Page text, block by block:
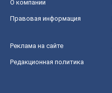
О компании
Правовая информация
Реклама на сайте
Редакционная политика